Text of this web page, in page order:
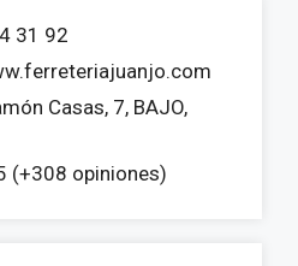
31 92
Casas, 7, BAJO,
(+308 opiniones)